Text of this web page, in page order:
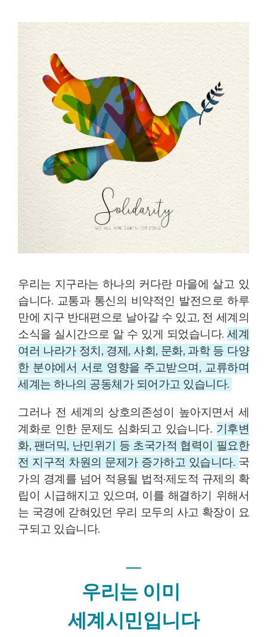
우리는 지구라는 하나의 커다란 마을에 살고 있
습니다. 교통과 통신의 비약적인 발전으로 하루
만에 지구 반대편으로 날아갈 수 있고, 전 세계의
소식을 실시간으로 알 수 있게 되었습니다. 세계
여러 나라가 정치, 경제, 사회, 문화, 과학 등 다양
한 분야에서 서로 영향을 주고받으며, 교류하며
세계는 하나의 공동체가 되어가고 있습니다.
그러나 전 세계의 상호의존성이 높아지면서 세
계화로 인한 문제도 심화되고 있습니다. 기후변
화, 팬더믹, 난민위기 등 초국가적 협력이 필요한
전 지구적 차원의 문제가 증가하고 있습니다. 국
가의 경계를 넘어 적용될 법적·제도적 규제의 확
립이 시급해지고 있으며, 이를 해결하기 위해서
는 국경에 갇혀있던 우리 모두의 사고 확장이 요
구되고 있습니다.
ㅡ
우리는 이미
세계시민입니다